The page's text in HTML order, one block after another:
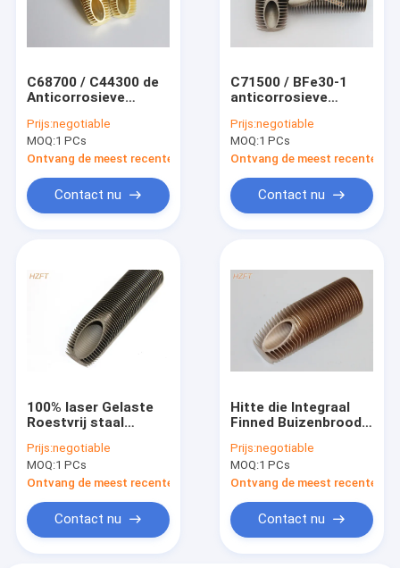
C68700 / C44300 de
Anticorrosieve
Finned Buis van de
Koperlegering voor
BootWarmtewisselaar
Prijs:negotiable
MOQ:1 PCs
Ontvang de meest recente Prijs
Contact nu
C71500 / BFe30-1
anticorrosieve
Spiraalvormige
Finned Buis voor
Prijs:negotiable
MOQ:1 PCs
Ontvang de meest recente
Contact nu
100% laser Gelaste
Roestvrij staal
Corrosieve
Voorwaarden
Prijs:negotiable
MOQ:1 PCs
Ontvang de meest recente Prijs
Contact nu
Hitte die Integraal
Finned Buizenbroodje
voor Oliekoeler
vormen, 14MM
Binnendia
Prijs:negotiable
MOQ:1 PCs
Ontvang de meest recente
Contact nu